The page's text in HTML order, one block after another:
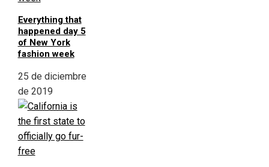
Everything that
happened day 5
of New York
fashion week
25 de diciembre
de 2019